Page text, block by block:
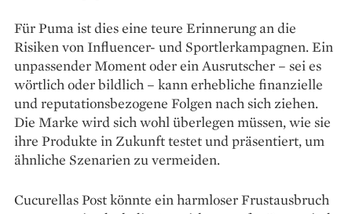
Für Puma ist dies eine teure Erinnerung an die
Risiken von Influencer- und Sportlerkampagnen. Ein
unpassender Moment oder ein Ausrutscher – sei es
wörtlich oder bildlich – kann erhebliche finanzielle
und reputationsbezogene Folgen nach sich ziehen.
Die Marke wird sich wohl überlegen müssen, wie sie
ihre Produkte in Zukunft testet und präsentiert, um
ähnliche Szenarien zu vermeiden.
Cucurellas Post könnte ein harmloser Frustausbruch